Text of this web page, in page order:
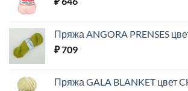
Пряжа ANGORA PRENSES
₽709
Пряжа GALA BLANKET цвет